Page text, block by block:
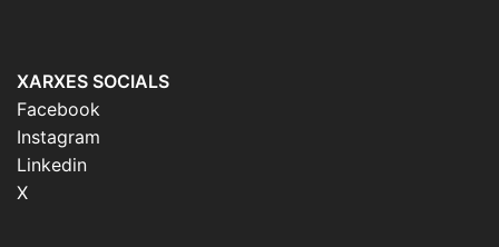
XARXES SOCIALS
Facebook
Instagram
Linkedin
X